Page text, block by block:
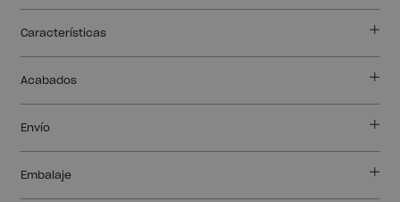
Características
Acabados
Envío
Embalaje